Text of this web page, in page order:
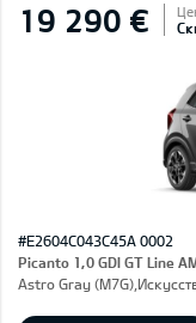
19 290 €
#E2604C043C45A 0002
Picanto 1,0 GDI GT Line
Astro Gray